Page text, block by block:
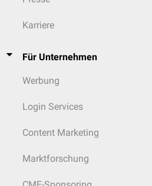
Karriere
Für Unternehmen
Werbung
Login Services
Content Marketing
Marktforschung